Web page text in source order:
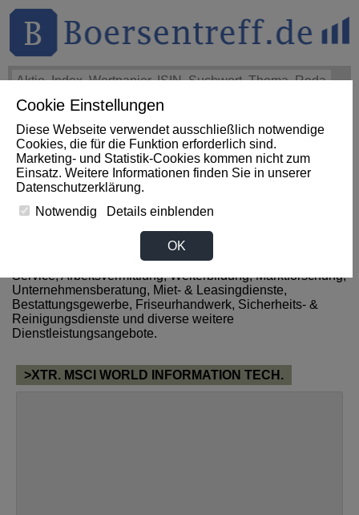
Cookie Einstellungen
Diese Webseite verwendet ausschließlich notwendige
Cookies, die für die Funktion erforderlich sind.
Marketing- und Statistik-Cookies kommen nicht zum
Einsatz. Weitere Informationen finden Sie in unserer
Datenschutzerklärung.
Notwendig
Details einblenden
OK
THEMEN HOT-STOCKS
News zum Sektor
Dienstleistungen aus Sambia
Zum Sektor Dienstleistung gehören alle Unternehmen,
welche in folgenden Branchen tätig sind: Internet- & IT-
Service, Arbeitsvermittlung, Weiterbildung, Marktforschung,
Unternehmensberatung, Miet- & Leasingdienste,
Bestattungsgewerbe, Friseurhandwerk, Sicherheits- &
Reinigungsdienste und diverse weitere
Dienstleistungsangebote.
>XTR. MSCI WORLD INFORMATION TECH.